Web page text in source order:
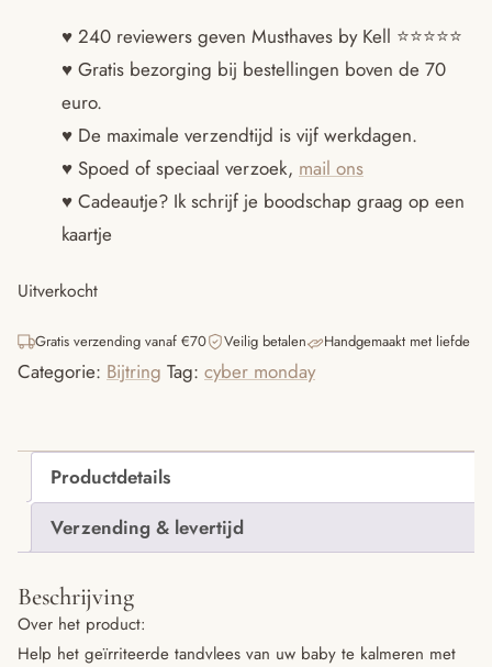
prijs
was:
€11.95.
prijs
is:
€7.50.
♥ 240 reviewers geven Musthaves by Kell ⭐️⭐️⭐️⭐️⭐️
♥ Gratis bezorging bij bestellingen boven de 70
euro.
♥ De maximale verzendtijd is vijf werkdagen.
♥ Spoed of speciaal verzoek, mail ons
♥ Cadeautje? Ik schrijf je boodschap graag op een
kaartje
Uitverkocht
Gratis verzending vanaf €70 Veilig betalen Handgemaakt met liefde
Categorie: Bijtring Tag: cyber monday
Productdetails
Verzending & levertijd
Beschrijving
Over het product:
Help het geïrriteerde tandvlees van uw baby te kalmeren met